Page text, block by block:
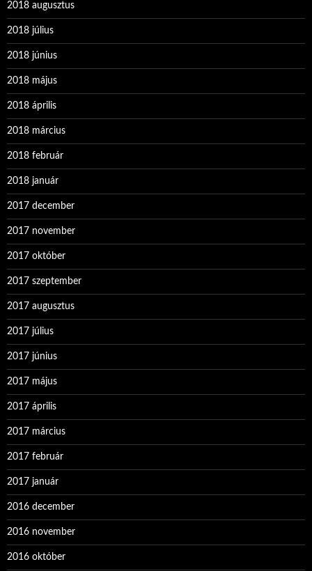
2018 augusztus
2018 július
2018 június
2018 május
2018 április
2018 március
2018 február
2018 január
2017 december
2017 november
2017 október
2017 szeptember
2017 augusztus
2017 július
2017 június
2017 május
2017 április
2017 március
2017 február
2017 január
2016 december
2016 november
2016 október